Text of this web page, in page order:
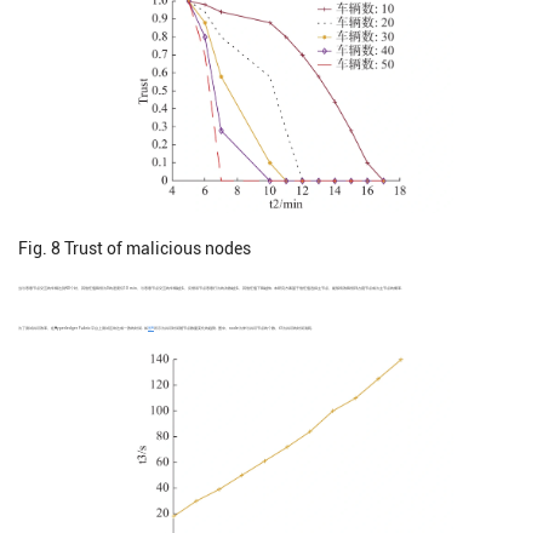
Fig. 8 Trust of malicious nodes
当与恶意节点交互的车辆达到40个时，其信任值降低为0的速度仅10 min，与恶意节点交互的车辆越多，反馈该节点恶意行为的次数越多，其信任值下降越快. 本研究方案基于信任值选择主节点，能够有效降低拜占庭节点成为主节点的概率.
为了测试共识效率，在Hyperledger Fabric平台上测试区块达成一致的时间. 如图9所示为共识时间随节点数量变化的趋势. 图中，node为参与共识节点的个数，t3为共识的时间消耗.